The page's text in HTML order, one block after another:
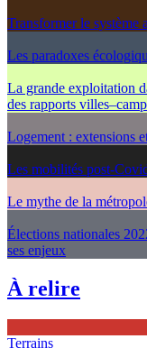
Transformer le système
Les paradoxes
La grande exploitation
des rapports
Logement : extensions
Les mobilités post-
Le mythe de la
Élections nationales
ses enjeux
À relire
Terrains